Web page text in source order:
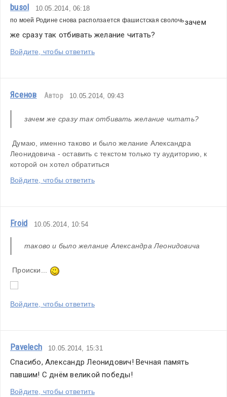
busol 10.05.2014, 06:18
по моей Родине снова расползается фашистская сволочьзачем
же сразу так отбивать желание читать?
Войдите, чтобы ответить
Ясенов Автор 10.05.2014, 09:43
зачем же сразу так отбивать желание читать?
Думаю, именно таково и было желание Александра
Леонидовича - оставить с текстом только ту аудиторию, к
которой он хотел обратиться
Войдите, чтобы ответить
Froid 10.05.2014, 10:54
таково и было желание Александра Леонидовича
Происки...
Войдите, чтобы ответить
Pavelech 10.05.2014, 15:31
Спасибо, Александр Леонидович! Вечная память
павшим! С днём великой победы!
Войдите, чтобы ответить